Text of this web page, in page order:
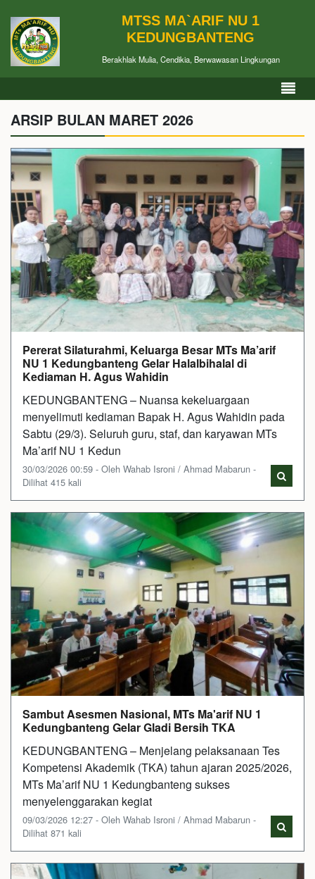
MTSS MA`ARIF NU 1
KEDUNGBANTENG
Berakhlak Mulia, Cendikia, Berwawasan Lingkungan
ARSIP BULAN MARET 2026
Pererat Silaturahmi, Keluarga Besar MTs Ma’arif
NU 1 Kedungbanteng Gelar Halalbihalal di
Kediaman H. Agus Wahidin
KEDUNGBANTENG – Nuansa kekeluargaan
menyelimuti kediaman Bapak H. Agus Wahidin pada
Sabtu (29/3). Seluruh guru, staf, dan karyawan MTs
Ma’arif NU 1 Kedun
30/03/2026 00:59 - Oleh Wahab Isroni / Ahmad Mabarun -
Dilihat 415 kali
Sambut Asesmen Nasional, MTs Ma'arif NU 1
Kedungbanteng Gelar Gladi Bersih TKA
KEDUNGBANTENG – Menjelang pelaksanaan Tes
Kompetensi Akademik (TKA) tahun ajaran 2025/2026,
MTs Ma’arif NU 1 Kedungbanteng sukses
menyelenggarakan kegiat
09/03/2026 12:27 - Oleh Wahab Isroni / Ahmad Mabarun -
Dilihat 871 kali